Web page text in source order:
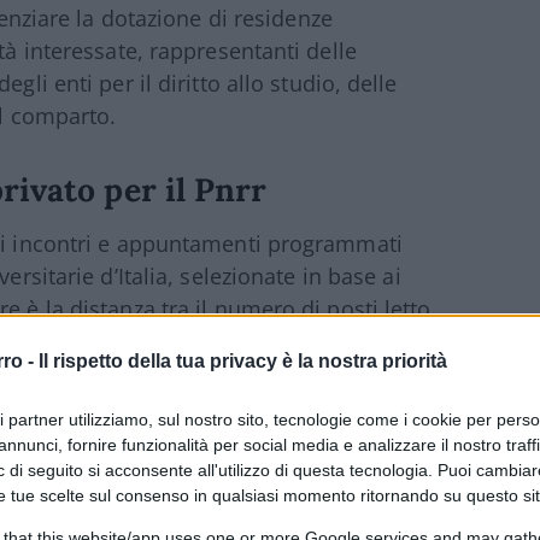
- Il rispetto della tua privacy è la nostra priorità
partner utilizziamo, sul nostro sito, tecnologie come i cookie per
fornire funzionalità per social media e analizzare il nostro
di seguito si acconsente all'utilizzo di questa tecnologia. Puoi
tue scelte sul consenso in qualsiasi momento ritornando su questo
la dotazione di residenze
interessate, rappresentanti delle
enti per il diritto allo studio, delle
comparto.
per il Pnrr
incontri e appuntamenti programmati
d’Italia, selezionate in base ai
è la distanza tra il numero di posti letto
target individuato per garantire
che si pensa e organizza un insieme di
una misura PNRR, a
il Paese. Ciò nella convinzione che il
un fattore essenziale per il sistema della
delle giovani generazioni.